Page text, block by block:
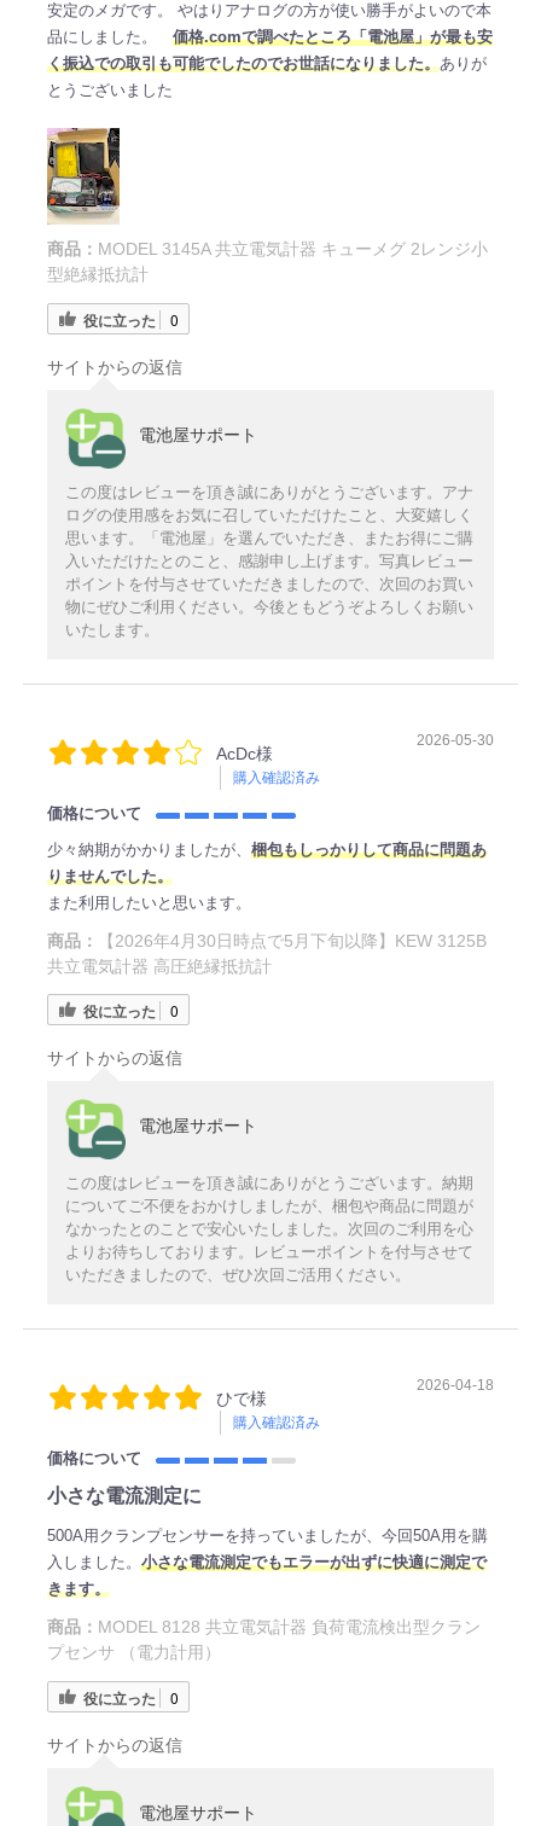
安定のメガです。 やはりアナログの方が使い勝手がよいので本
品にしました。 価格.comで調べたところ「電池屋」が最も安
く振込での取引も可能でしたのでお世話になりました。ありが
とうございました
商品： MODEL 3145A 共立電気計器 キューメグ 2レンジ小
型絶縁抵抗計
役に立った 0
サイトからの返信
電池屋サポート
この度はレビューを頂き誠にありがとうございます。アナ
ログの使用感をお気に召していただけたこと、大変嬉しく
思います。「電池屋」を選んでいただき、またお得にご購
入いただけたとのこと、感謝申し上げます。写真レビュー
ポイントを付与させていただきましたので、次回のお買い
物にぜひご利用ください。今後ともどうぞよろしくお願い
いたします。
AcDc様
購入確認済み
2026-05-30
価格について
少々納期がかかりましたが、 梱包もしっかりして商品に問題あ
りませんでした。
また利用したいと思います。
商品：
【2026年4月30日時点で5月下旬以降】KEW 3125B
共立電気計器 高圧絶縁抵抗計
役に立った 0
サイトからの返信
電池屋サポート
この度はレビューを頂き誠にありがとうございます。納期
についてご不便をおかけしましたが、梱包や商品に問題が
なかったとのことで安心いたしました。次回のご利用を心
よりお待ちしております。レビューポイントを付与させて
いただきましたので、ぜひ次回ご活用ください。
ひで様
購入確認済み
2026-04-18
価格について
小さな電流測定に
500A用クランプセンサーを持っていましたが、今回50A用を購
入しました。 小さな電流測定でもエラーが出ずに快適に測定で
きます。
商品： MODEL 8128 共立電気計器 負荷電流検出型クラン
プセンサ （電力計用）
役に立った 0
サイトからの返信
電池屋サポート